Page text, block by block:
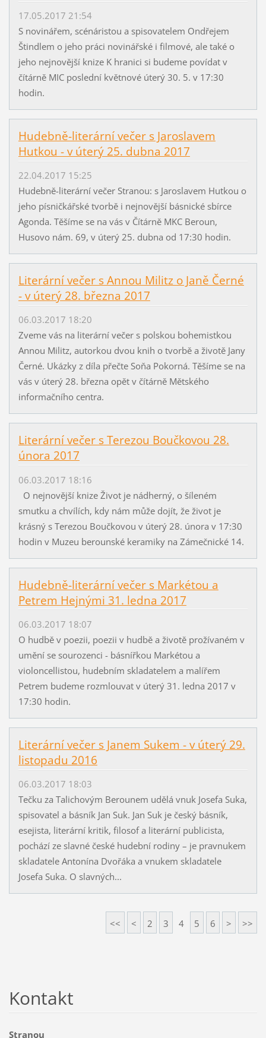
17.05.2017 21:54
S novinářem, scénáristou a spisovatelem Ondřejem
Štindlem o jeho práci novinářské i filmové, ale také o
jeho nejnovější knize K hranici si budeme povídat v
čítárně MIC poslední květnové úterý 30. 5. v 17:30
hodin.
Hudebně-literární večer s Jaroslavem
Hutkou - v úterý 25. dubna 2017
22.04.2017 15:25
Hudebně-literární večer Stranou: s Jaroslavem Hutkou o
jeho písničkářské tvorbě i nejnovější básnické sbírce
Agonda. Těšíme se na vás v Čítárně MKC Beroun,
Husovo nám. 69, v úterý 25. dubna od 17:30 hodin.
Literární večer s Annou Militz o Janě Černé
- v úterý 28. března 2017
06.03.2017 18:20
Zveme vás na literární večer s polskou bohemistkou
Annou Militz, autorkou dvou knih o tvorbě a životě Jany
Černé. Ukázky z díla přečte Soňa Pokorná. Těšíme se na
vás v úterý 28. března opět v čítárně Mětského
informačního centra.
Literární večer s Terezou Boučkovou 28.
února 2017
06.03.2017 18:16
O nejnovější knize Život je nádherný, o šíleném
smutku a chvílích, kdy nám může dojít, že život je
krásný s Terezou Boučkovou v úterý 28. února v 17:30
hodin v Muzeu berounské keramiky na Zámečnické 14.
Hudebně-literární večer s Markétou a
Petrem Hejnými 31. ledna 2017
06.03.2017 18:07
O hudbě v poezii, poezii v hudbě a životě prožívaném v
umění se sourozenci - básnířkou Markétou a
violoncellistou, hudebním skladatelem a malířem
Petrem budeme rozmlouvat v úterý 31. ledna 2017 v
17:30 hodin.
Literární večer s Janem Sukem - v úterý 29.
listopadu 2016
06.03.2017 18:03
Tečku za Talichovým Berounem udělá vnuk Josefa Suka,
spisovatel a básník Jan Suk. Jan Suk je český básník,
esejista, literární kritik, filosof a literární publicista,
pochází ze slavné české hudební rodiny – je pravnukem
skladatele Antonína Dvořáka a vnukem skladatele
Josefa Suka. O slavných...
<< < 2 3 4 5 6 > >>
Kontakt
Stranou